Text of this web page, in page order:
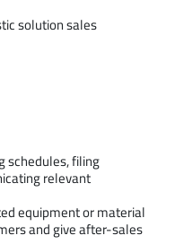
solution sales
schedules, filing
relevant
equipment or material
and give after-sales